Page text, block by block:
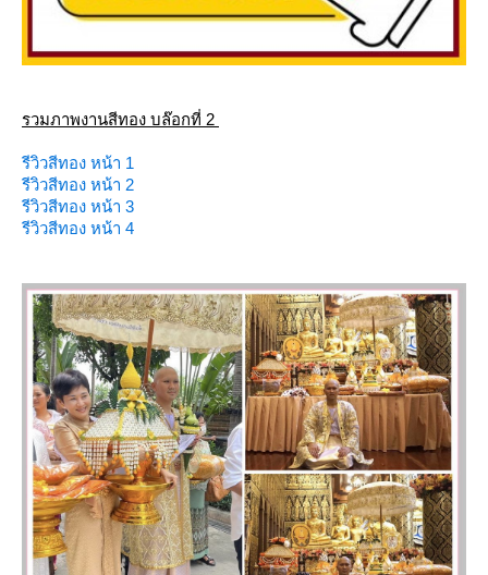
รวมภาพงานสีทอง บล๊อกที่ 2
รีวิวสีทอง หน้า 1
รีวิวสีทอง หน้า 2
รีวิวสีทอง หน้า 3
รีวิวสีทอง หน้า 4